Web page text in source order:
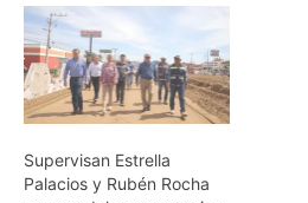
Supervisan Estrella
Palacios y Rubén Rocha